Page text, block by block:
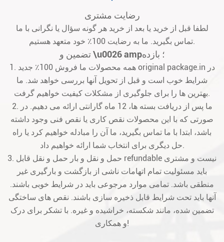
رضایت مشتری
لطفا قبل از خرید یا بعد از خرید هر گونه سؤال یا نگرانی با ما
تماس بگیرید. ما به رضایت 100٪ خود متعهد هستیم.
تضمین و \u0026 amp؛ بازده
1. همه محصولات ما فروش 100٪ جدید original package.in در
شرایط خوب است و قبل از تحویل آنها بررسی خواهد شد. ما
بهترین ها را برای جلوگیری از مشکلات کیفیت خواهیم گرفت.
2. ما پس از دریافت بسته ها، 12 ماه گارانتی ارائه می دهیم. در
صورتی که با این محصولات نقص کاری یا نقص فنی وجود داشته
باشد، ابتدا با ما تماس بگیرید، ما آن را مبادله خواهیم کرد یا راه
حل دیگری برای انتخاب شما ارائه خواهیم داد.
3. حمل و نقل و بار حمل و نقل قابل refundable نیست و مشتری
باید مسئولیت تمام اتهامات ناشی از بازگشت و بارگیری غیر
منطقی باشد. تمامی موارد مرجوعی باید در شرایط خوبی باشند.
آنها باید تحت شرایط قابل ذخیره سازی باشند. نقص های ساختگی
تضمین شده، مانند شکسته، خراشیده و غیره. با تشکر برای درک
و همکاری!